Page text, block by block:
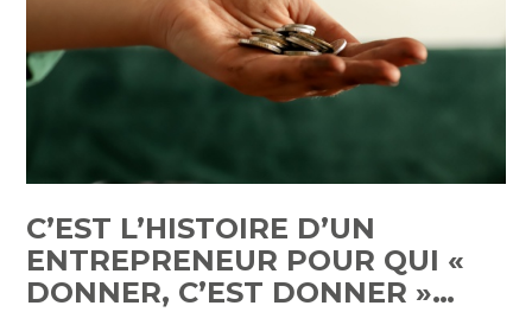
C’EST L’HISTOIRE D’UN
ENTREPRENEUR POUR QUI «
DONNER, C’EST DONNER »…